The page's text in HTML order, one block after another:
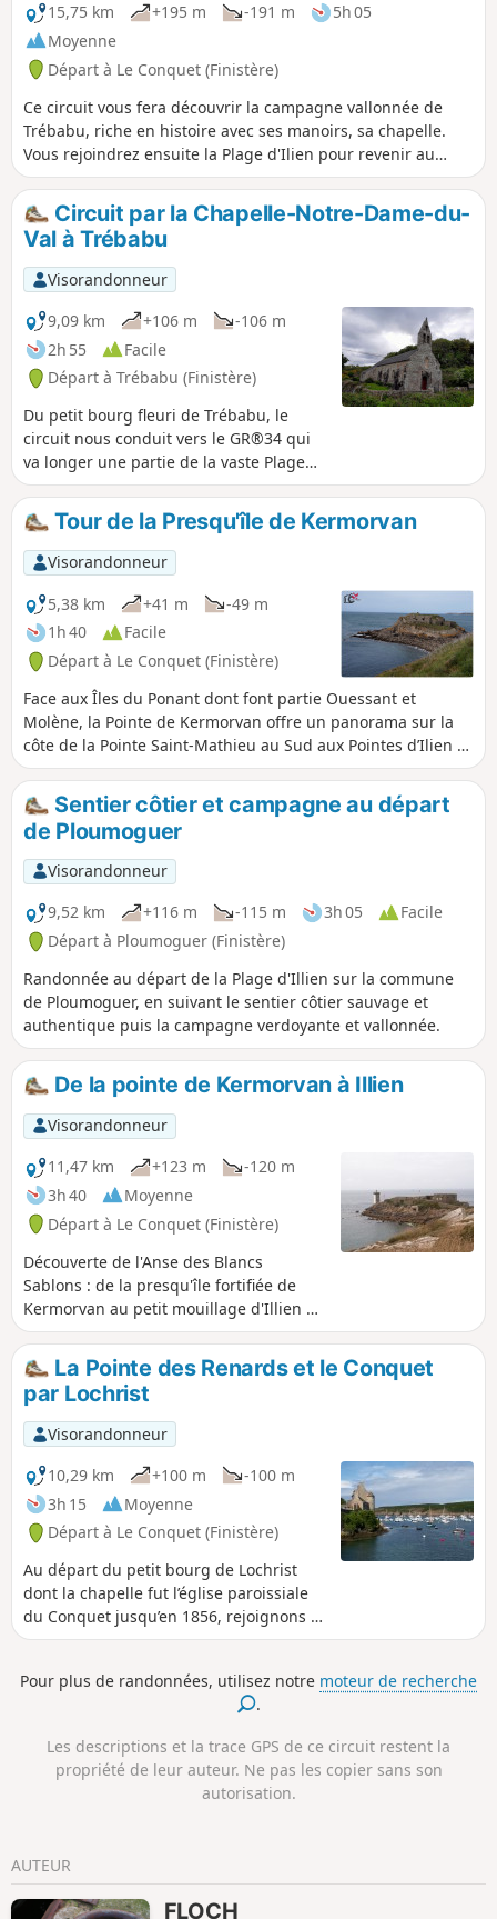
15,75 km
+195 m -191 m
5h 05
Moyenne
Départ à Le Conquet (Finistère)
Ce circuit vous fera découvrir la campagne vallonnée de
Trébabu, riche en histoire avec ses manoirs, sa chapelle.
Vous rejoindrez ensuite la Plage d'Ilien pour revenir au
Conquet en suivant la grande Plage des Blancs Sablons
puis en faisant le tour de la presqu'ile de Kermorvan et son
phare. Vous terminerez en longeant la Ria du Conquet,
espace naturel riche en biodiversité et prisé des
ornithologues.
Circuit par la Chapelle-Notre-Dame-du-
Val à Trébabu
Visorandonneur
9,09 km
+106 m
-106 m
2h 55
Facile
Départ à Trébabu (Finistère)
Du petit bourg fleuri de Trébabu, le
circuit nous conduit vers le GR®34 qui
va longer une partie de la vaste Plage
des Blancs Sablons. Le retour par des
petites routes de campagnes et des
chemins creux nous fera découvrir
l’ancien Moulin de Kerléo et la Chapelle
Notre-Dame-du-Val (Itron-Varia-an-
Traon).
Tour de la Presqu'île de Kermorvan
Visorandonneur
5,38 km
+41 m
-49 m
1h 40
Facile
Départ à Le Conquet (Finistère)
Face aux Îles du Ponant dont font partie Ouessant et
Molène, la Pointe de Kermorvan offre un panorama sur la
côte de la Pointe Saint-Mathieu au Sud aux Pointes d’Ilien et
du Corsen au Nord. À son extrémité, le phare balise l’entrée
du Port du Conquet. Cette presqu’île garde des vestiges des
fortifications dues à Vauban ainsi que de nombreux restes
défensifs du mur de l’Atlantique.
Sentier côtier et campagne au départ
de Ploumoguer
Visorandonneur
9,52 km
+116 m -115 m 3h 05
Facile
Départ à Ploumoguer (Finistère)
Randonnée au départ de la Plage d'Illien sur la commune
de Ploumoguer, en suivant le sentier côtier sauvage et
authentique puis la campagne verdoyante et vallonnée.
De la pointe de Kermorvan à Illien
Visorandonneur
11,47 km
+123 m
-120 m
3h 40
Moyenne
Départ à Le Conquet (Finistère)
Découverte de l'Anse des Blancs
Sablons : de la presqu'île fortifiée de
Kermorvan au petit mouillage d'Illien en
longeant le massif dunaire propriété du
Conservatoire du Littoral.
La Pointe des Renards et le Conquet
par Lochrist
Visorandonneur
10,29 km
+100 m
-100 m
3h 15
Moyenne
Départ à Le Conquet (Finistère)
Au départ du petit bourg de Lochrist
dont la chapelle fut l’église paroissiale
du Conquet jusqu’en 1856, rejoignons le
sentier côtier qui va nous conduire au
petites plages. Après avoir cheminé au
bord d’une partie de la ria, retrouvons
route de campagne en ayant toujours la
mer eplagen point de mire.
Pour plus de randonnées, utilisez notre moteur de recherche
.
Les descriptions et la trace GPS de ce circuit restent la
propriété de leur auteur. Ne pas les copier sans son
autorisation.
AUTEUR
FLOCH